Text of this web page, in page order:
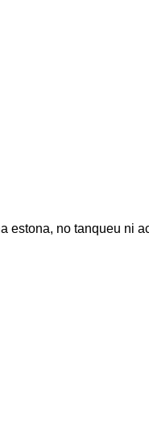
estona, no tanqueu ni